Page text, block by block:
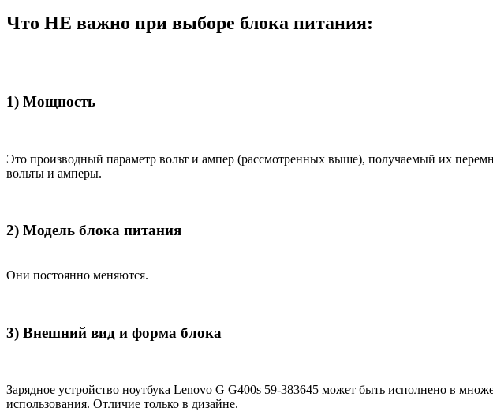
Что НЕ важно при выборе блока питания:
1) Мощность
Это производный параметр вольт и ампер (рассмотренных выше), получаемый их
вольты и амперы.
2) Модель блока питания
Они постоянно меняются.
3) Внешний вид и форма блока
Зарядное устройство ноутбука Lenovo G G400s 59-383645 может быть исполнено в
использования. Отличие только в дизайне.